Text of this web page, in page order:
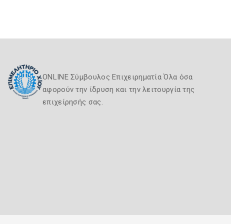
ONLINE Σύμβουλος Επιχειρηματία Όλα όσα
αφορούν την ίδρυση και την λειτουργία της
επιχείρησής σας.